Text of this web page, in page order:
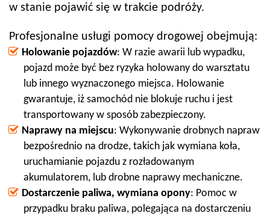
w stanie pojawić się w trakcie podróży.
Profesjonalne usługi pomocy drogowej obejmują:
Holowanie pojazdów: W razie awarii lub wypadku,
pojazd może być bez ryzyka holowany do warsztatu
lub innego wyznaczonego miejsca. Holowanie
gwarantuje, iż samochód nie blokuje ruchu i jest
transportowany w sposób zabezpieczony.
Naprawy na miejscu: Wykonywanie drobnych napraw
bezpośrednio na drodze, takich jak wymiana koła,
uruchamianie pojazdu z rozładowanym
akumulatorem, lub drobne naprawy mechaniczne.
Dostarczenie paliwa, wymiana opony: Pomoc w
przypadku braku paliwa, polegająca na dostarczeniu